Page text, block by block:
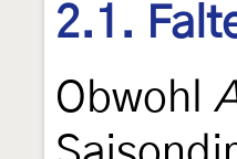
2.1.
Obwohl